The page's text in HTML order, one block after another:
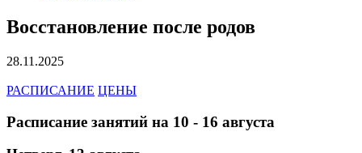
Восстановление после родов
28.11.2025
РАСПИСАНИЕ ЦЕНЫ
Расписание занятий на 10 - 16 августа